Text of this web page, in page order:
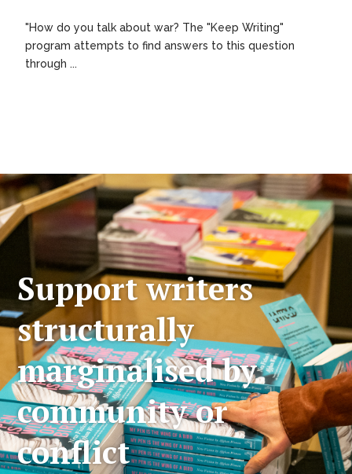
"How do you talk about war? The "Keep Writing"
program attempts to find answers to this question
through ...
Support writers
structurally
marginalised by
community or
conflict